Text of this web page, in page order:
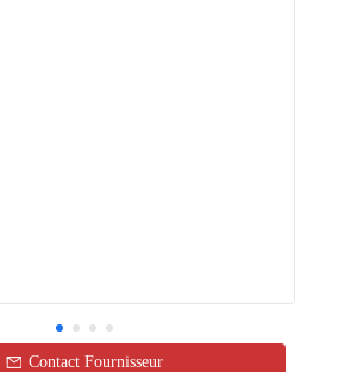
Contact Fournisseur